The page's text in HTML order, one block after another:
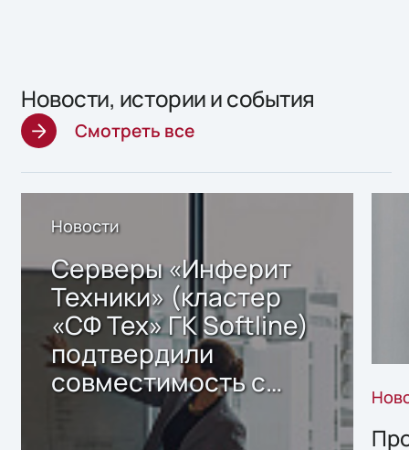
Новости, истории и события
Смотреть все
Новости
Серверы «Инферит
Техники» (кластер
«СФ Тех» ГК Softline)
подтвердили
совместимость с
решением Sharx
Storage 2.x для